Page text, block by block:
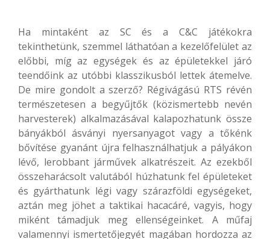
Ha mintaként az SC és a C&C játékokra
tekinthetünk, szemmel láthatóan a kezelőfelület az
előbbi, míg az egységek és az épületekkel járó
teendőink az utóbbi klasszikusból lettek átemelve.
De mire gondolt a szerző? Régivágású RTS révén
természetesen a begyűjtők (közismertebb nevén
harvesterek) alkalmazásával kalapozhatunk össze
bányákból ásványi nyersanyagot vagy a tőkénk
bővítése gyanánt újra felhasználhatjuk a pályákon
lévő, lerobbant járművek alkatrészeit. Az ezekből
összeharácsolt valutából húzhatunk fel épületeket
és gyárthatunk légi vagy szárazföldi egységeket,
aztán meg jöhet a taktikai hacacáré, vagyis, hogy
miként támadjuk meg ellenségeinket. A műfaj
valamennyi ismertetőjegyét magában hordozza az